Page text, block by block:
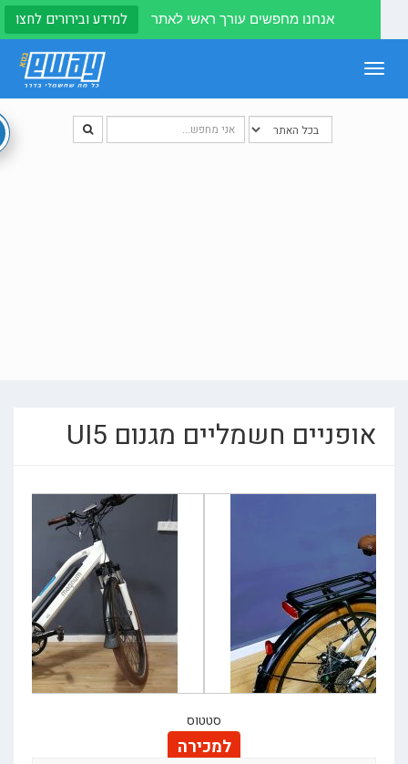
אנחנו מחפשים עורך ראשי לאתר למידע ובירורים לחצו
Toggle
אופניים חשמליים מגנום UI5
סטטוס
למכירה